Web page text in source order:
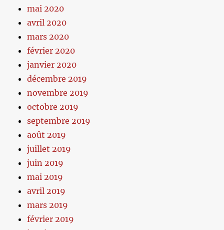
mai 2020
avril 2020
mars 2020
février 2020
janvier 2020
décembre 2019
novembre 2019
octobre 2019
septembre 2019
août 2019
juillet 2019
juin 2019
mai 2019
avril 2019
mars 2019
février 2019